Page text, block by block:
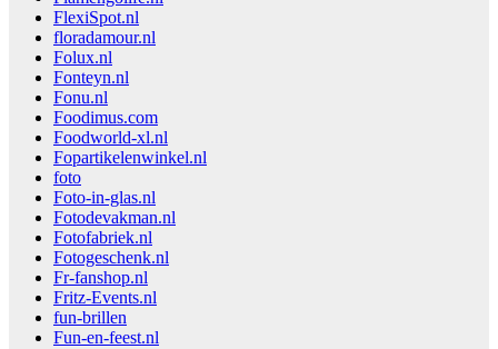
FlexiSpot.nl
floradamour.nl
Folux.nl
Fonteyn.nl
Fonu.nl
Foodimus.com
Foodworld-xl.nl
Fopartikelenwinkel.nl
foto
Foto-in-glas.nl
Fotodevakman.nl
Fotofabriek.nl
Fotogeschenk.nl
Fr-fanshop.nl
Fritz-Events.nl
fun-brillen
Fun-en-feest.nl